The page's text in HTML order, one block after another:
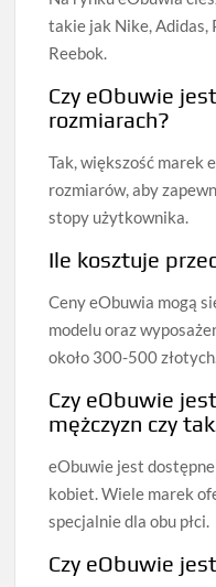
takie jak Nike, Adidas,
Reebok.
Czy eObuwie
rozmiarach?
Tak, większość marek
rozmiarów, aby
stopy użytkownika.
Ile kosztuje
Ceny eObuwia mogą
modelu oraz
około 300-500
Czy eObuwie
mężczyzn czy
eObuwie jest
kobiet. Wiele marek
specjalnie dla obu płci.
Czy eObuwie